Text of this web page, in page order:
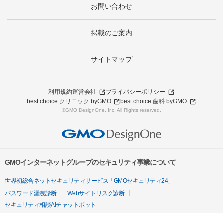
お問い合わせ
掲載のご案内
サイトマップ
利用規約運営会社
プライバシーポリシー
best choice クリニック byGMO
best choice 歯科 byGMO
©GMO DesignOne, Inc. All Rights reserved.
GMOインターネットグループのセキュリティ事業について
世界初総合ネットセキュリティサービス「GMOセキュリティ24」
パスワード漏洩診断
Webサイトリスク診断
セキュリティ相談AIチャットボット